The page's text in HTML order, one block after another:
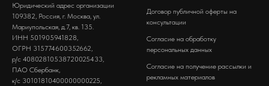
Юридический адрес организации
109382, Россия, г. Москва, ул.
Мариупольская, д.7, кв. 135.
ИНН 501905941828,
ОГРН 315774600352662,
р/с 40802810538720025433,
ПАО Сбербанк,
к/с 30101810400000000225,
Договор публичной оферты на
консультации
Согласие на обработку
персональных данных
Согласие на получение рассылки и
рекламных материалов